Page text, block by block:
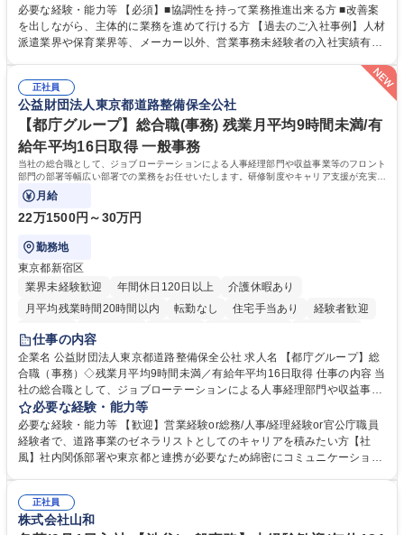
善をお任せ。 【教育制度】ご入社後、育成担当とペアになりながらOJTに
て業務を覚えていただくことが可能です。業務システムがきちんと構築さ
れているため、スムーズに仕事に慣れることができる環境です。また、
常に改善を目指す風土のため、安心して業務に取り組んでいただけます。
募集職種 【大阪・京都・滋賀】営業事務 ※未経験可
必要な経験・能力等 【必須】■協調性を持って業務推進出来る方 ■改善案
を出しながら、主体的に業務を進めて行ける方 【過去のご入社事例】人材
派遣業界や保育業界等、メーカー以外、営業事務未経験者の入社実績有
により、キーエンスの付加価値向上に貢献します。ベースの定型業務に加
えて、お客様や社員の状況に合わせ、能動的なサポート、改善の動きも期
待され。組織を支えるスペシャリストとして、チームに貢献し、結果的に
社員から頼られる存在になることができます。平均19:30の退勤以降の業
務の持ち帰りも禁止されており、メリハリのある働き方となります。 学
歴・資格 学歴：大学院 大学 高専 短大 語学力： 資格：
正社員
公益財団法人東京都道路整備保全公社
【都庁グループ】総合職(事務) 残業月平均9時間未満/有
給年平均16日取得 一般事務
当社の総合職として、ジョブローテーションによる人事経理部門や収益事業等のフロント
部門の部署等幅広い部署での業務をお任せいたします。研修制度やキャリア支援が充実し
ております！ ※下記業務詳細
月給
22万1500円～30万円
勤務地
東京都新宿区
業界未経験歓迎
年間休日120日以上
介護休暇あり
月平均残業時間20時間以内
転勤なし 住宅手当あり
経験者歓迎
研修あり
退職金あり
駅近5分以内
資格取得手当あり 食事補助あり
仕事の内容
企業名 公益財団法人東京都道路整備保全公社 求人名 【都庁グループ】総
合職（事務）◇残業月平均9時間未満／有給年平均16日取得 仕事の内容 当
社の総合職として、ジョブローテーションによる人事経理部門や収益事業
等のフロント部門の部署等幅広い部署での業務をお任せいたします。研修
制度やキャリア支援が充実しております！ ※下記業務詳細 【業務詳細】■
管理部門：広報、人事、経理など当公社の運営に係る管理業務 ■収益部
門：駐車場の新規開拓、管理運営、新宿駅西口広場の「イベントコーナ
道路施設や道路工事現場の見学ツアー事業 ※入社後は上記いずれかの部門
へ配属。※業務内容変更の範囲：会社の定める業務 募集職種 【都庁グル
必要な経験・能力等
必要な経験・能力等 【歓迎】営業経験or総務/人事/経理経験or官公庁職員
経験者で、道路事業のゼネラリストとしてのキャリアを積みたい方【社
風】社内関係部署や東京都と連携が必要なため綿密にコミュニケーション
部門など多岐に渡る業務を経験できます。 ■様々なプロジェクト：駐車場
事業の他、新宿駅西口広場内に設置された照明を兼ねた広告「ブライトサ
正社員
株式会社山和